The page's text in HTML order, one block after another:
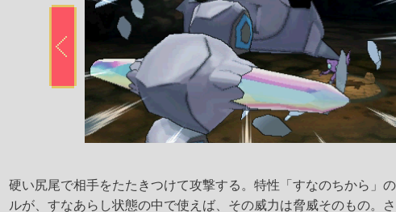
硬い尻尾で相手をたたきつけて攻撃する。特性「すなのちから」
ルが、すなあらし状態の中で使えば、その威力は脅威そのもの。